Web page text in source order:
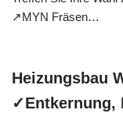
↗️MYN Fräsen…
Heizungsbau
✓Entkernung,